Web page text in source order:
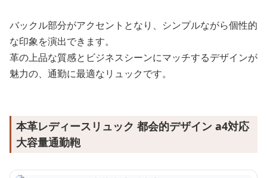
バックル部分がアクセントとなり、シンプルながら個性的
な印象を演出できます。
革の上品な質感とビジネスシーンにマッチするデザインが
魅力の、通勤に最適なリュックです。
本革レディースリュック 都会的デザイン a4対応
大容量通勤鞄